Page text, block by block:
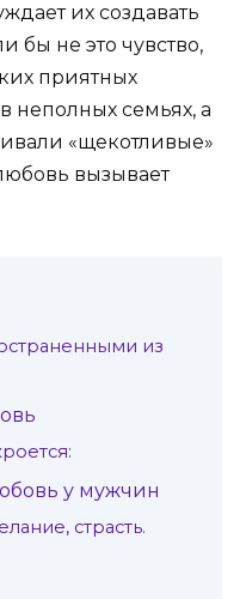
их создавать
бы не это чувство,
приятных
неполных семьях, а
«щекотливые»
вызывает
из
у мужчин
страсть.